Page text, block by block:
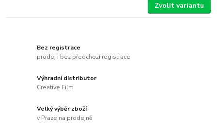
Zvolit variantu
Bez registrace
prodej i bez předchozí registrace
Výhradní distributor
Creative Film
Velký výběr zboží
v Praze na prodejně